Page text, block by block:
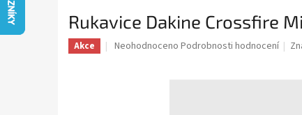
Rukavice Dakine Crossfire
Akce
Průměrné
Neohodnoceno Podrobnosti hodnocení